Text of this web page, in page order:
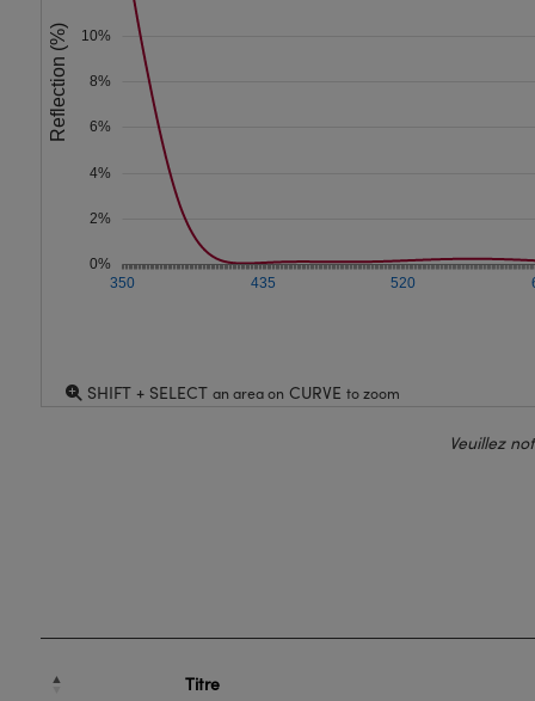
350 435 520
0%
2%
4%
6%
8%
10%
Reflection (%)
SHIFT + SELECT an area on CURVE to zoom
Veuillez
Titre